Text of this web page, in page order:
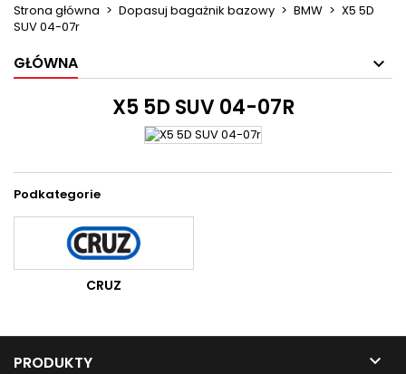
Strona główna Dopasuj bagażnik bazowy BMW
X5 5D
SUV 04-07r
GŁÓWNA
X5 5D SUV 04-07R
Podkategorie
CRUZ
PRODUKTY 
Anuluj Utwórz listę życzeń